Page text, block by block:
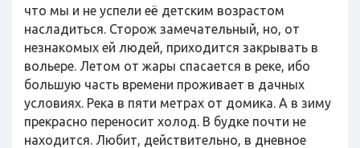
что мы и не успели её детским возрастом
насладиться. Сторож замечательный, но, от
незнакомых ей людей, приходится закрывать в
вольере. Летом от жары спасается в реке, ибо
большую часть времени проживает в дачных
условиях. Река в пяти метрах от домика. А в зиму
прекрасно переносит холод. В будке почти не
находится. Любит, действительно, в дневное